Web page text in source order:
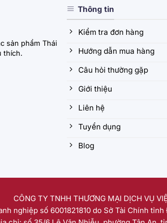
sản phẩm Thái
thích.
Thông tin
Kiểm tra đơn hàng
Hướng dẫn mua hàng
Câu hỏi thường gặp
Giới thiệu
Liên hệ
Tuyển dụng
Blog
CÔNG TY TNHH THƯƠNG MẠI DỊCH VỤ
nghiệp số 6001821810 do Sở Tài Chính